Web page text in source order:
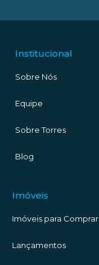
Institucional
Sobre Nós
Equipe
Sobre Torres
Blog
Imóveis
Imóveis para Comprar
Lançamentos